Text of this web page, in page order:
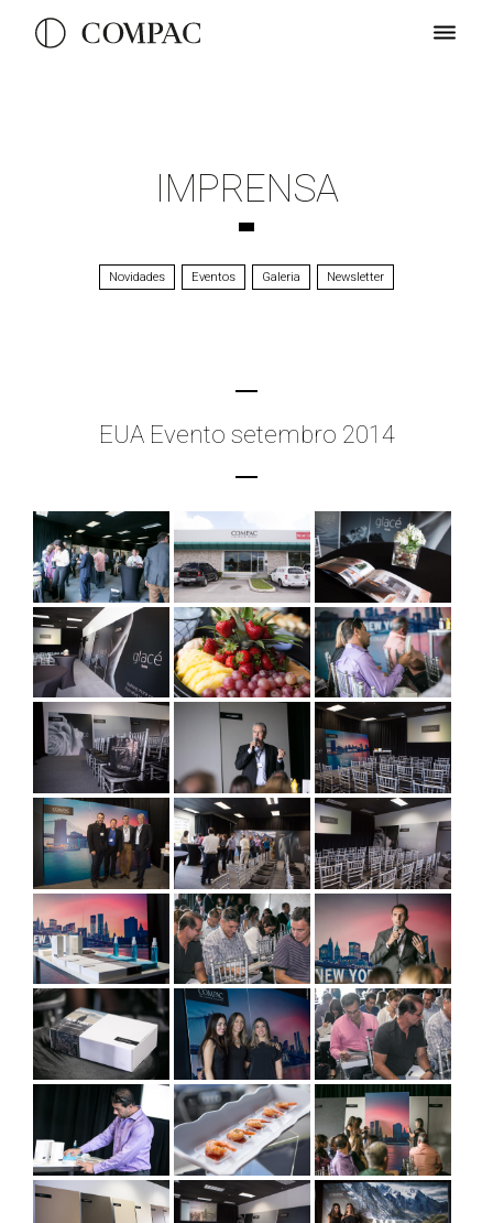
IMPRENSA
Novidades Eventos Galeria Newsletter
EUA Evento setembro 2014